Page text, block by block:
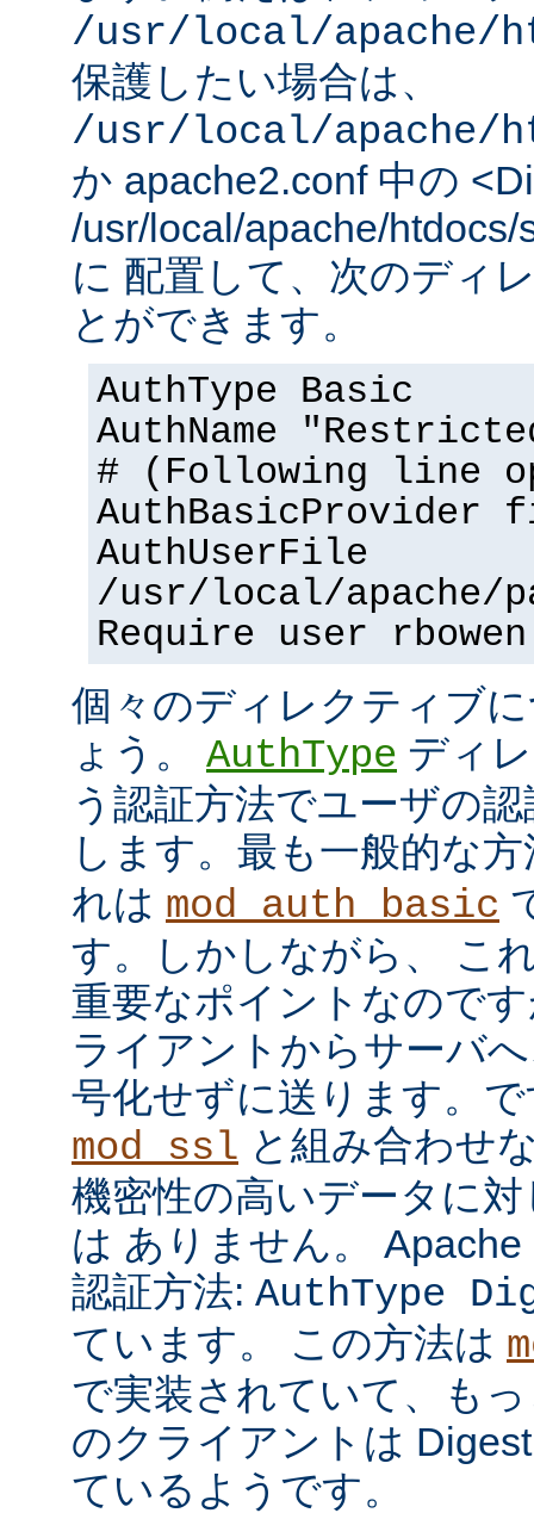
/usr/local/apache/
保護したい場合は、
/usr/local/apache/
か apache2.conf 中の
/usr/local/apache/
に 配置して、次のディ
とができます。
AuthType Basic
AuthName
# (Following line
AuthBasicProvider
AuthUserFile
/usr/local/apache/
Require user rbowen
個々のディレクティブ
ょう。 AuthType ディ
う認証方法でユーザの
します。最も一般的な
れは mod_auth_basic
す。しかしながら、 こ
重要なポイントなので
ライアントからサーバ
号化せずに送ります。
mod_ssl と組み合わせ
機密性の高いデータに
は ありません。
認証方法: AuthType
ています。 この方法は
で実装されていて、も
のクライアントは
ているようです。